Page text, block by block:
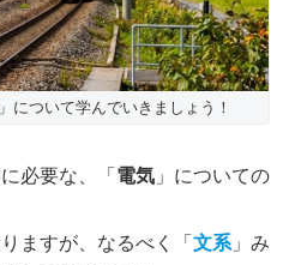
について学んでいきましょう！
必要な、「 電気 」についての
ますが、なるべく「 文系 」み